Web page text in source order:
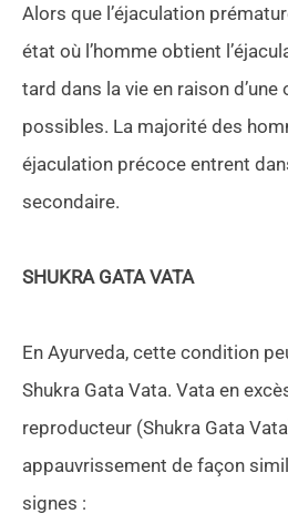
Alors que l’éjaculation
état où l’homme obtient
tard dans la vie en raison
possibles. La majorité des
éjaculation précoce entrent
secondaire.
SHUKRA GATA VATA
En Ayurveda, cette condition
Shukra Gata Vata. Vata en
reproducteur (Shukra Gata
appauvrissement de façon
signes :